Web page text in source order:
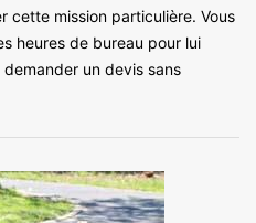
cette mission particulière. Vous
heures de bureau pour lui
un devis sans